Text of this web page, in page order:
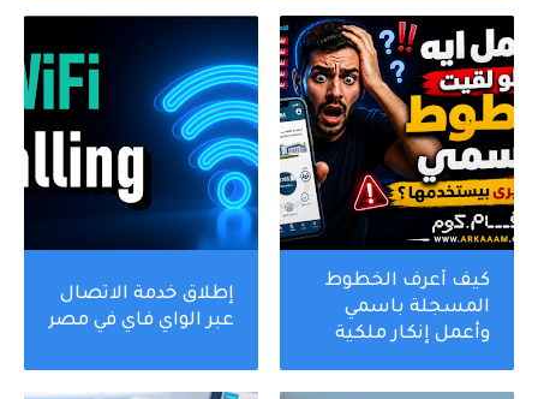
كيف أعرف الخطوط
المسجلة باسمي
وأعمل إنكار ملكية
أعرفه؟ شرح My NTRA
إطلاق خدمة الاتصال
عبر الواي فاي في مصر